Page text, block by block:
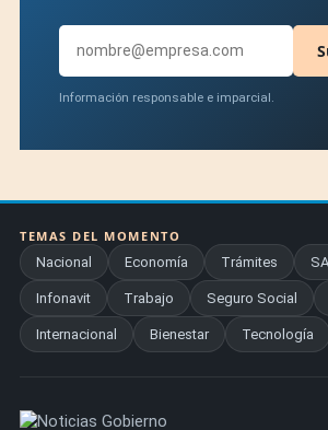
Información responsable e imparcial.
TEMAS DEL MOMENTO
Nacional
Economía Trámites
Infonavit Trabajo Seguro Social
Internacional Bienestar Tecnología